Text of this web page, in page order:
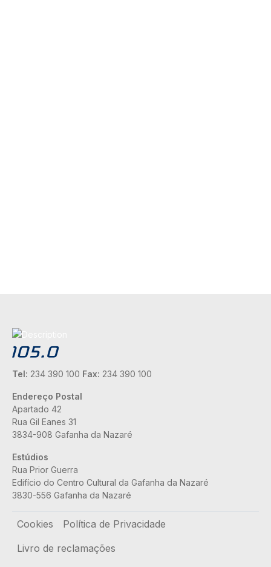
Tel: 234 390 100 Fax: 234 390 100
Endereço Postal
Apartado 42
Rua Gil Eanes 31
3834-908 Gafanha da Nazaré
Estúdios
Rua Prior Guerra
Edifício do Centro Cultural da Gafanha da Nazaré
3830-556 Gafanha da Nazaré
Rodapé
Cookies
Política de Privacidade
Livro de reclamações